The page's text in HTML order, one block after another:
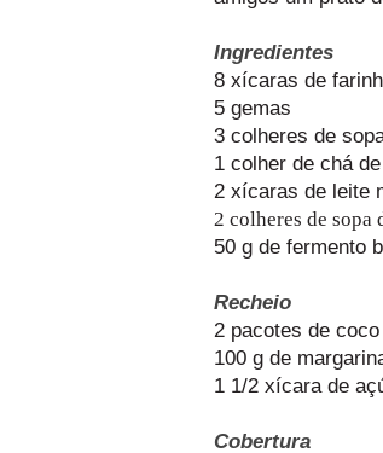
Ingredientes
8 xícaras de
5 gemas
3 colheres de
1 colher de chá
2 xícaras de leite
2 colheres de sopa
50 g de fermento
Recheio
2 pacotes de
100 g de
1 1/2 xícara de
Cobertura